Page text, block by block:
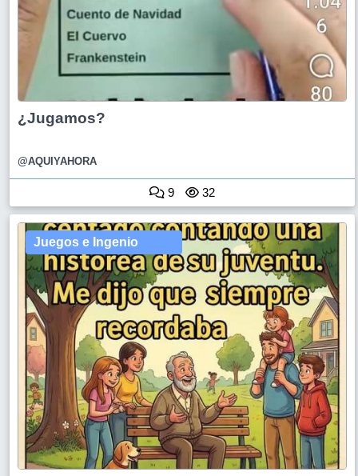
¿Jugamos?
@AQUIYAHORA
9 32
Juegos e Ingenio